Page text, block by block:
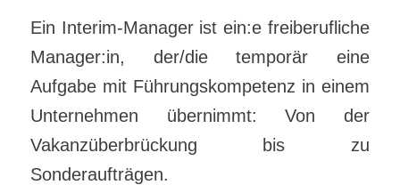
Ein Interim-Manager ist ein:e freiberufliche
Manager:in, der/die temporär eine
Aufgabe mit Führungskompetenz in einem
Unternehmen übernimmt: Von der
Vakanzüberbrückung bis zu
Sonderaufträgen.